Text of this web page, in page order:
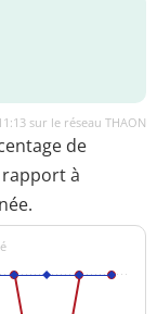
sur le réseau THAON
de
à